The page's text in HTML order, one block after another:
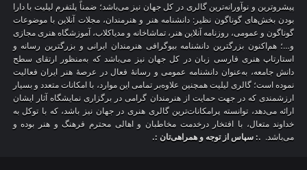
پیشروترین و نوآورانه‌ترین گالری در کل جهان نیز می‌باشد؛ ضمناً پلتفرم لیلیت با دارا
بودن بخش‌های گوناگون نظیر: دانشنامه هنر و هنرمندان، مجلات آنلاین با موضوعات
گوناگون و عمومی، روزنامه آنلاین هنر، تماشاخانه و مدیاکلاب، آموزشگاه هنری مجازی
و…؛ هم‌اکنون بزرگترین دانشنامه بیوگرافی هنرمندان ایرانی و بزرگترین رسانه و
استارتاپ هنری فارسی زبان در کل جهان نیز می‌باشد که به‌منظور ارتقای سطح
دانش جامعه، به‌عنوان دانشنامه عمومی و رسانهٔ فعال در عرصهٔ هنر ایران فعالیت
نموده است؛ گالری لیلیت همچنین علاوه‌بر تمامی این موارد، با امکانات متعدد و بسیار
ارزشمندی که در جهت حمایت از هنرمندان گرامی در برگزاری نمایشگاه آثار ایشان
ارائه می‌دهد، توانسته پرامکانات‌ترین گالری هنری در جهان نیز باشد، که با توکل به
خداوند متعال، با افتخار درخدمت مخاطبان و اهالی محترم فرهنگ و هنر بوده و
می‌باشد. .: سپاس از توجه و همراهی‌تان :.